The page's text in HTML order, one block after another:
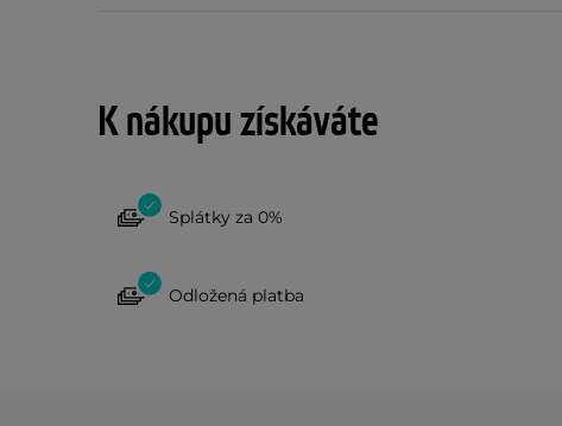
K nákupu získáváte
Splátky za 0%
Odložená platba